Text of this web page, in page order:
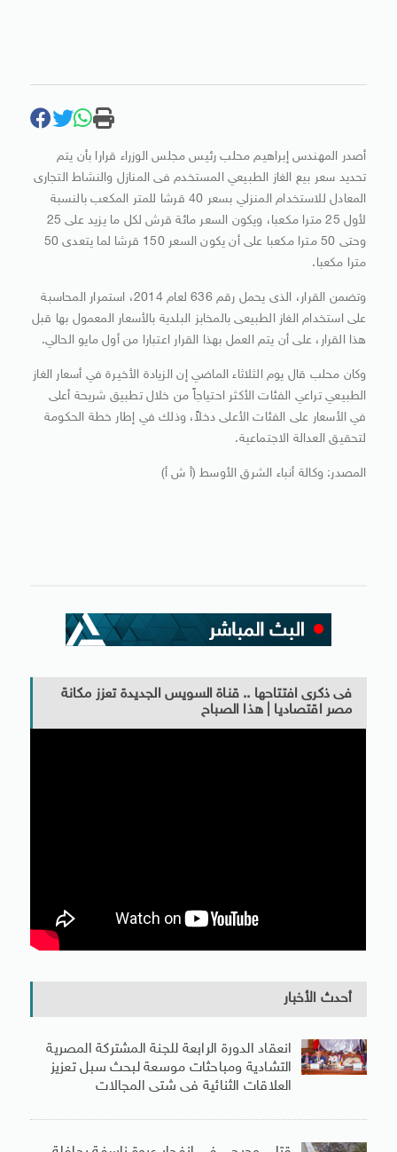
أصدر المهندس إبراهيم محلب رئيس مجلس الوزراء قرارا بأن يتم
تحديد سعر بيع الغاز الطبيعي المستخدم فى المنازل والنشاط التجارى
المعادل للاستخدام المنزلي بسعر 40 قرشا للمتر المكعب بالنسبة
لأول 25 مترا مكعبا، ويكون السعر مائة قرش لكل ما يزيد على 25
وحتى 50 مترا مكعبا على أن يكون السعر 150 قرشا لما يتعدى 50
مترا مكعبا.
وتضمن القرار، الذى يحمل رقم 636 لعام 2014، استمرار المحاسبة
على استخدام الغاز الطبيعى بالمخابز البلدية بالأسعار المعمول بها قبل
هذا القرار، على أن يتم العمل بهذا القرار اعتبارا من أول مايو الحالي.
وكان محلب قال يوم الثلاثاء الماضي إن الزيادة الأخيرة في أسعار الغاز
الطبيعي تراعي الفئات الأكثر احتياجاً من خلال تطبيق شريحة أعلى
في الأسعار على الفئات الأعلى دخلاً، وذلك في إطار خطة الحكومة
لتحقيق العدالة الاجتماعية.
المصدر: وكالة أنباء الشرق الأوسط (أ ش أ)
فى ذكرى افتتاحها .. قناة السويس الجديدة تعزز مكانة
مصر اقتصاديا | هذا الصباح
أحدث الأخبار
انعقاد الدورة الرابعة للجنة المشتركة المصرية
التشادية ومباحثات موسعة لبحث سبل تعزيز
العلاقات الثنائية فى شتى المجالات